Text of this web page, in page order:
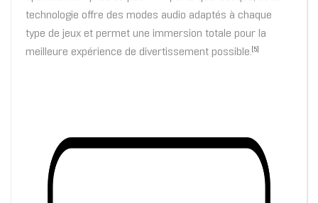
technologie offre des modes audio adaptés à chaque
type de jeux et permet une immersion totale pour la
meilleure expérience de divertissement possible. [5]